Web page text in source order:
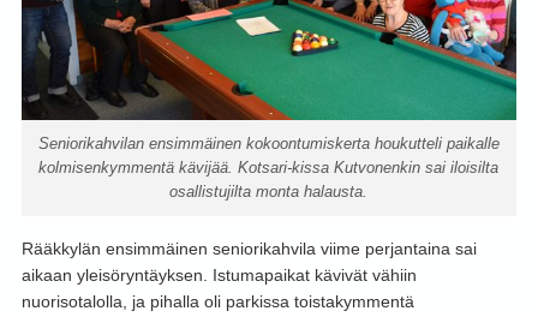
Seniorikahvilan ensimmäinen kokoontumiskerta houkutteli paikalle
kolmisenkymmentä kävijää. Kotsari-kissa Kutvonenkin sai iloisilta
osallistujilta monta halausta.
Rääkkylän ensimmäinen seniorikahvila viime perjantaina sai
aikaan yleisöryntäyksen. Istumapaikat kävivät vähiin
nuorisotalolla, ja pihalla oli parkissa toistakymmentä